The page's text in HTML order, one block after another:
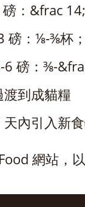
：&frac
磅：⅛-⅜杯
6 磅：⅜-
到成貓糧
內引入新
網站，